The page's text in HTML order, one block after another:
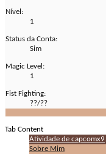
Nível:
1
Status da Conta:
Sim
Magic Level:
1
Fist Fighting:
??/??
Tab Content
Atividade de capcomx9
Sobre Mim